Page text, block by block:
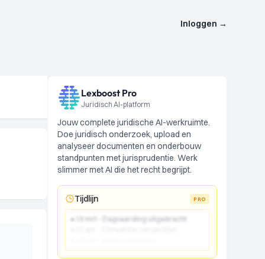
Inloggen →
Lexboost Pro
Juridisch AI-platform
Jouw complete juridische AI-werkruimte.
Doe juridisch onderzoek, upload en
analyseer documenten en onderbouw
standpunten met jurisprudentie. Werk
slimmer met AI die het recht begrijpt.
Tijdlijn PRO
● 15 mrt - Dagvaarding uitgebracht